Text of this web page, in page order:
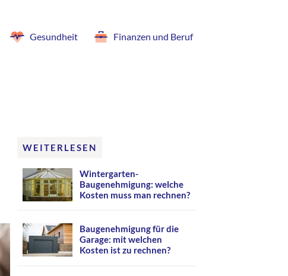
Gesundheit Finanzen und Beruf
WEITERLESEN
Wintergarten-
Baugenehmigung: welche
Kosten muss man rechnen?
Baugenehmigung für die
Garage: mit welchen
Kosten ist zu rechnen?